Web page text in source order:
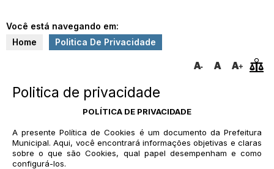
Você está navegando em:
Home
Politica De Privacidade
Politica de privacidade
POLÍTICA DE PRIVACIDADE
A presente Política de Cookies é um documento da Prefeitura
Municipal. Aqui, você encontrará informações objetivas e claras
sobre o que são Cookies, qual papel desempenham e como
configurá-los.